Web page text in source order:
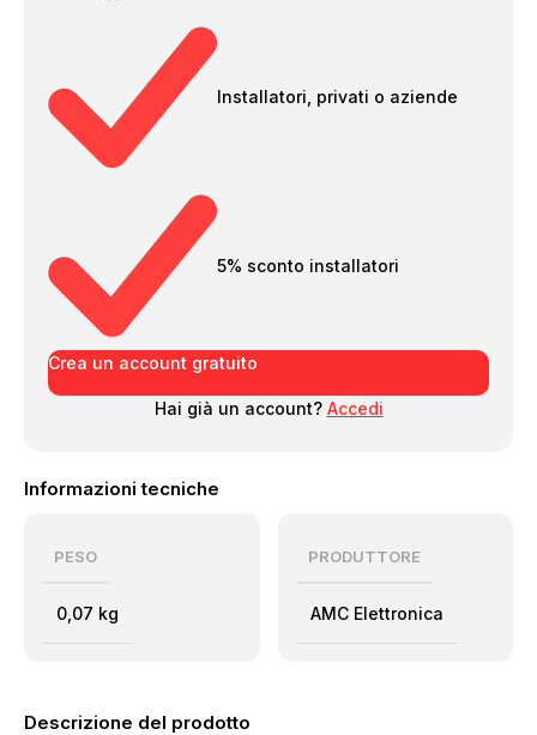
Installatori, privati o aziende
5% sconto installatori
Crea un account gratuito
Hai già un account? Accedi
Informazioni tecniche
PESO
0,07 kg
PRODUTTORE
AMC Elettronica
Descrizione del prodotto